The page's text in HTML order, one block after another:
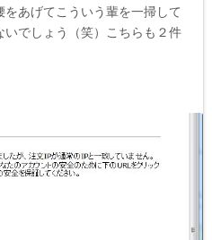
あげてこういう輩を一掃して
いでしょう（笑）こちらも２件